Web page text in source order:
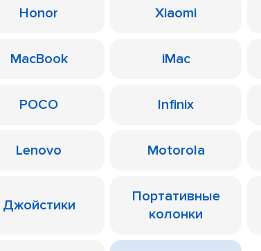
Honor Xiaomi
MacBook iMac
POCO Infinix
Lenovo Motorola
Джойстики
Портативные
колонки